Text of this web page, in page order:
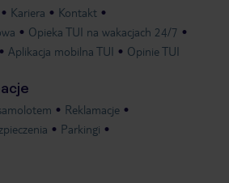
Kariera
Kontakt
Opieka TUI na wakacjach 24/7
Aplikacja mobilna TUI Opinie TUI
Reklamacje
Parkingi